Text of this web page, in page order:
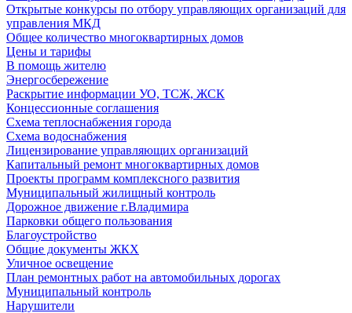
Открытые конкурсы по отбору управляющих организаций для
управления МКД
Общее количество многоквартирных домов
Цены и тарифы
В помощь жителю
Энергосбережение
Раскрытие информации УО, ТСЖ, ЖСК
Концессионные соглашения
Схема теплоснабжения города
Схема водоснабжения
Лицензирование управляющих организаций
Капитальный ремонт многоквартирных домов
Проекты программ комплексного развития
Муниципальный жилищный контроль
Дорожное движение г.Владимира
Парковки общего пользования
Благоустройство
Общие документы ЖКХ
Уличное освещение
План ремонтных работ на автомобильных дорогах
Муниципальный контроль
Нарушители